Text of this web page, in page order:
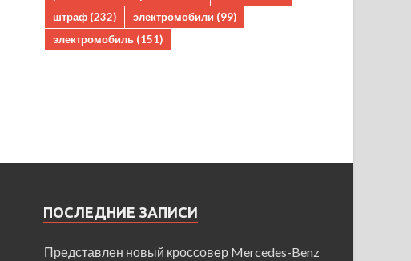
штраф (232) электромобили (99)
электромобиль (151)
ПОСЛЕДНИЕ ЗАПИСИ
Представлен новый кроссовер Mercedes-Benz